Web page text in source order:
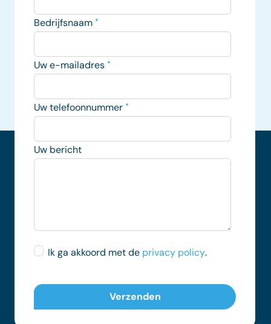
Bedrijfsnaam *
Uw e-mailadres *
Uw telefoonnummer *
Uw bericht
Ik ga akkoord met de privacy policy.